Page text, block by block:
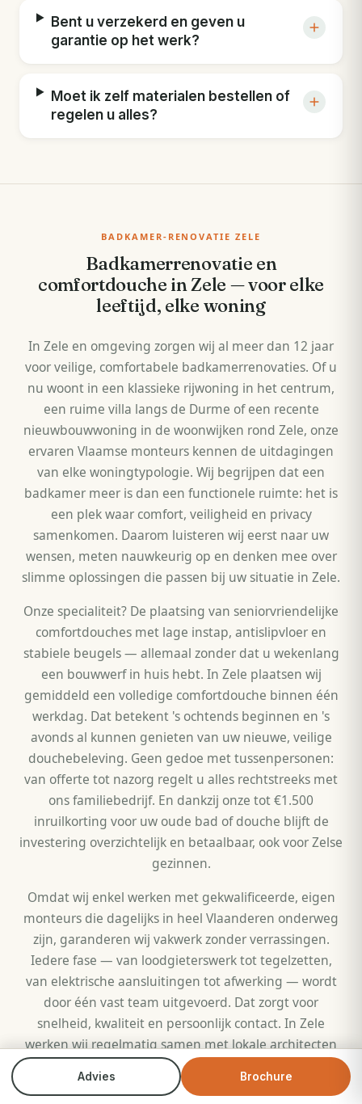
Advies Brochure
Bent u verzekerd en geven u
garantie op het werk?
Moet ik zelf materialen bestellen of
regelen u alles?
BADKAMER-RENOVATIE ZELE
Badkamerrenovatie en
comfortdouche in Zele — voor elke
leeftijd, elke woning
In Zele en omgeving zorgen wij al meer dan 12 jaar
voor veilige, comfortabele badkamerrenovaties. Of u
nu woont in een klassieke rijwoning in het centrum,
een ruime villa langs de Durme of een recente
nieuwbouwwoning in de woonwijken rond Zele, onze
ervaren Vlaamse monteurs kennen de uitdagingen
van elke woningtypologie. Wij begrijpen dat een
badkamer meer is dan een functionele ruimte: het is
een plek waar comfort, veiligheid en privacy
samenkomen. Daarom luisteren wij eerst naar uw
wensen, meten nauwkeurig op en denken mee over
slimme oplossingen die passen bij uw situatie in Zele.
Onze specialiteit? De plaatsing van seniorvriendelijke
comfortdouches met lage instap, antislipvloer en
stabiele beugels — allemaal zonder dat u wekenlang
een bouwwerf in huis hebt. In Zele plaatsen wij
gemiddeld een volledige comfortdouche binnen één
werkdag. Dat betekent 's ochtends beginnen en 's
avonds al kunnen genieten van uw nieuwe, veilige
douchebeleving. Geen gedoe met tussenpersonen:
van offerte tot nazorg regelt u alles rechtstreeks met
ons familiebedrijf. En dankzij onze tot €1.500
inruilkorting voor uw oude bad of douche blijft de
investering overzichtelijk en betaalbaar, ook voor Zelse
gezinnen.
Omdat wij enkel werken met gekwalificeerde, eigen
monteurs die dagelijks in heel Vlaanderen onderweg
zijn, garanderen wij vakwerk zonder verrassingen.
Iedere fase — van loodgieterswerk tot tegelzetten,
van elektrische aansluitingen tot afwerking — wordt
door één vast team uitgevoerd. Dat zorgt voor
snelheid, kwaliteit en persoonlijk contact. In Zele
werken wij regelmatig samen met lokale architecten
en aannemers wanneer een grotere renovatie nodig
is, maar voor standaard comfortdouches en
Bel direct Brochure